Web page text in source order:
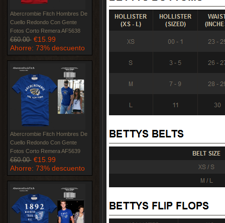
Abercrombie Fitch Hombres De
Cuello Redondo Con Gente
Fotos Corto Remera AF5638
€60.00 €15.99
Ahorre: 73% descuento
Abercrombie Fitch Hombres De
Cuello Redondo Con Gente
Fotos Corto Remera AF5639
€60.00 €15.99
Ahorre: 73% descuento